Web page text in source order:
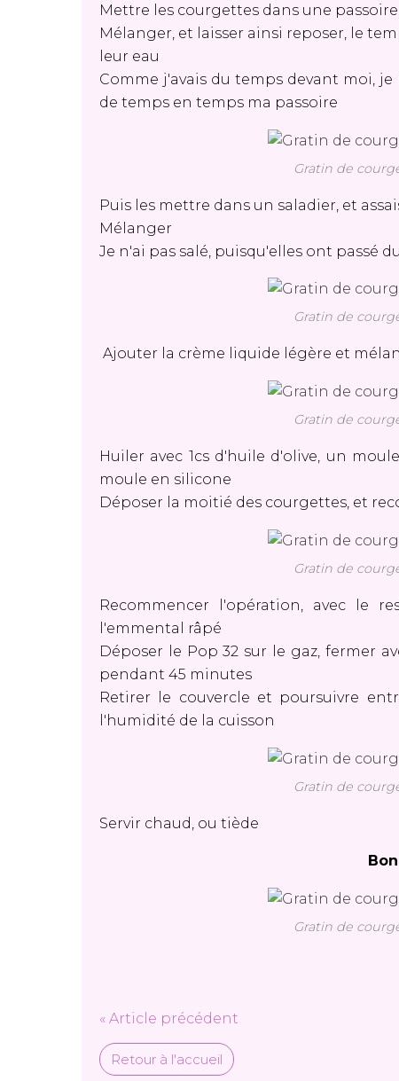
Mettre les courgettes dans une
Mélanger, et laisser ainsi reposer, le
leur eau
Comme j'avais du temps devant moi,
de temps en temps ma passoire
Gratin de
Puis les mettre dans un saladier, et
Mélanger
Je n'ai pas salé, puisqu'elles ont passé
Gratin de
Ajouter la crème liquide légère et
Gratin de
Huiler avec 1cs d'huile d'olive, un
moule en silicone
Déposer la moitié des courgettes, et
Gratin de
Recommencer l'opération, avec le
l'emmental râpé
Déposer le Pop 32 sur le gaz, fermer
pendant 45 minutes
Retirer le couvercle et poursuivre
l'humidité de la cuisson
Gratin de
Servir chaud, ou tiède
Gratin de
« Article précédent
Retour à l'accueil